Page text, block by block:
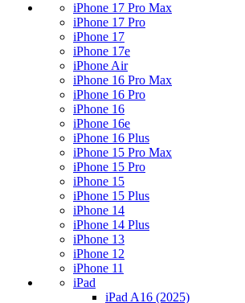
iPhone 17 Pro Max
iPhone 17 Pro
iPhone 17
iPhone 17e
iPhone Air
iPhone 16 Pro Max
iPhone 16 Pro
iPhone 16
iPhone 16e
iPhone 16 Plus
iPhone 15 Pro Max
iPhone 15 Pro
iPhone 15
iPhone 15 Plus
iPhone 14
iPhone 14 Plus
iPhone 13
iPhone 12
iPhone 11
iPad
iPad A16 (2025)